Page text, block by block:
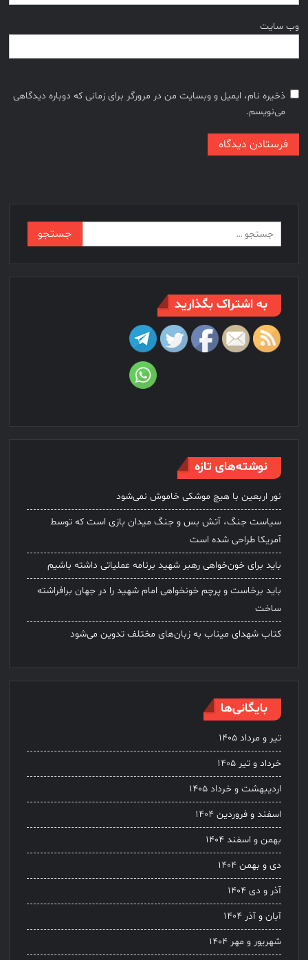
وب‌ سایت
ذخیره نام، ایمیل و وبسایت من در مرورگر برای زمانی که دوباره دیدگاهی
می‌نویسم.
برای:
به اشتراک بگذارید
نوشته‌های تازه
نور اربعین با هیچ موشکی خاموش نمی‌شود
سیاست جنگ، آتش بس و جنگ میدان بازی است که توسط
آمریکا طراحی شده است
باید برای خون‌خواهی رهبر شهید برنامه عملیاتی داشته باشیم
باید برخاست و پرچم خونخواهی امام شهید را در جهان برافراشته
ساخت
کتاب شهدای میناب به زبان‌های مختلف تدوین می‌شود
بایگانی‌ها
تیر و مرداد ۱۴۰۵
خرداد و تیر ۱۴۰۵
اردیبهشت و خرداد ۱۴۰۵
اسفند و فروردین ۱۴۰۴
بهمن و اسفند ۱۴۰۴
دی و بهمن ۱۴۰۴
آذر و دی ۱۴۰۴
آبان و آذر ۱۴۰۴
شهریور و مهر ۱۴۰۴